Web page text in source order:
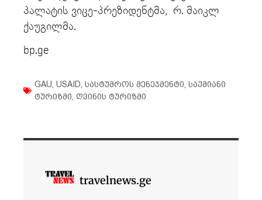
პალატის ვიცე-პრეზიდენტმა, რ. მაიკლ
ქაუგილმა.
bp.ge
GAU, USAID, სასტუმროს მენეჯმენტი, საქმიანი
ტურიზმი, ღვინის ტურიზმი
travelnews.ge